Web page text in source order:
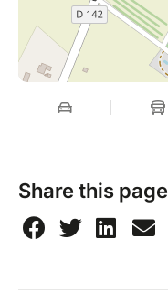
Share this page